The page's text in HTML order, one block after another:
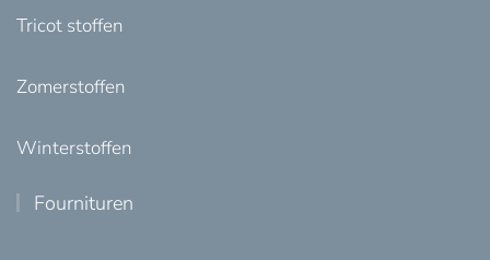
Tricot stoffen
Zomerstoffen
Winterstoffen
Fournituren